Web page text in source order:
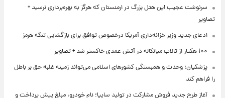
سرنوشت عجیب این هتل بزرگ در ارمنستان که هرگز به بهره‌برداری نرسید +
تصاویر
ادعای جدید وزیر خزانه‌داری آمریکا درخصوص توافق برای بازگشایی تنگه هرمز
۱۰۰ هکتار از تالاب میانکاله در آتش عمدی خاکستر شد + تصاویر
پزشکیان: وحدت و همبستگی کشورهای اسلامی می‌تواند زمینه غلبه حق بر باطل
را فراهم کند
آغاز طرح جدید فروش مشارکت در تولید سایپا؛ نام خودرو، مبلغ پیش پرداخت و